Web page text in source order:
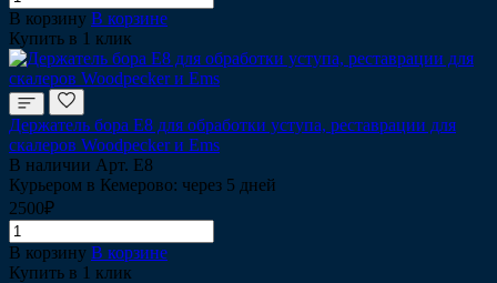
В корзину В корзине
Купить в 1 клик
Держатель бора Е8 для обработки уступа, реставрации для
скалеров Woodpecker и Ems
В наличии Арт. Е8
Курьером в Кемерово: через 5 дней
2500₽
В корзину В корзине
Купить в 1 клик